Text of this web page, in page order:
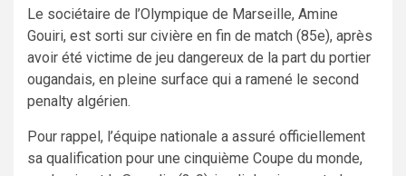
Le sociétaire de l’Olympique de Marseille, Amine
Gouiri, est sorti sur civière en fin de match (85e), après
avoir été victime de jeu dangereux de la part du portier
ougandais, en pleine surface qui a ramené le second
penalty algérien.
Pour rappel, l’équipe nationale a assuré officiellement
sa qualification pour une cinquième Coupe du monde,